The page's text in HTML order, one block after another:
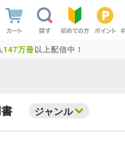
147万冊以上配信中！
ジャンル